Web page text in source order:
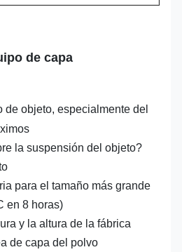
de capa
de objeto, especialmente del
la suspensión del objeto?
para el tamaño más grande
en 8 horas)
y la altura de la fábrica
de capa del polvo